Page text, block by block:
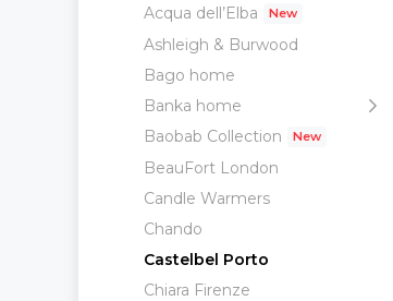
Acqua dell’Elba
Ashleigh & Burwood
Bago home
Banka home
Baobab Collection
BeauFort London
Candle Warmers
Chando
Castelbel Porto
Chiara Firenze